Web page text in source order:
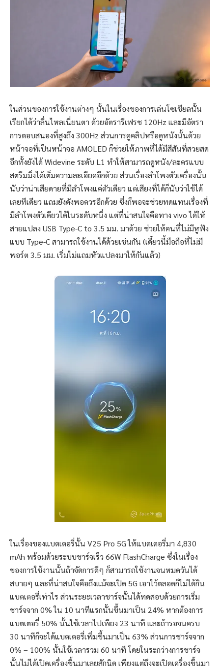
ในส่วนของการใช้งานต่างๆ นั้นในเรื่องของการเล่นโซเชียลนั้น
เรียกได้ว่าลื่นไหลเนี่ยนตา ด้วยอัตรารีเฟรช 120Hz และมีอัตรา
การตอบสนองที่สูงถึง 300Hz ส่วนการดูคลิปหรือดูหนังนั้นด้วย
หน้าจอที่เป็นหน้าจอ AMOLED ก็ช่วยให้ภาพที่ได้มีสีสันที่สวยสด
อีกทั้งยังได้ Widevine ระดับ L1 ทำให้สามารถดูหนัง/ละครแบบ
สตรีมมิ่งได้เต็มความละเอียดอีกด้วย ส่วนเรื่องลำโพงตัวเครื่องนั้น
นับว่าน่าเสียดายที่มีลำโพงแค่ตัวเดียว แต่เสียงที่ได้ก็นับว่าใช้ได้
เลยทีเดียว แถมยังดังพอควรอีกด้วย ซึ่งก็พอจะช่วยทดแทนเรื่องที่
มีลำโพงตัวเดียวได้ในระดับหนึ่ง แต่ที่น่าสนใจคือทาง vivo ได้ให้
สายแปลง USB Type-C to 3.5 มม. มาด้วย ช่วยให้คนที่ไม่มีหูฟัง
แบบ Type-C สามารถใช้งานได้ด้วยเช่นกัน (เดี๋ยวนี้มือถือที่ไม่มี
พอร์ต 3.5 มม. เริ่มไม่แถมหัวแปลงมาให้กันแล้ว)
ในเรื่องของแบตเตอรี่นั้น V25 Pro 5G ให้แบตเตอรี่มา 4,830
mAh พร้อมด้วยระบบชาร์จเร็ว 66W FlashCharge ซึ่งในเรื่อง
ของการใช้งานนั้นถ้าจัดการดีๆ ก็สามารถใช้งานจนหมดวันได้
สบายๆ และที่น่าสนใจคือถึงแม้จะเปิด 5G เอาไว้ตลอดก็ไม่ได้กิน
แบตเตอรี่เท่าไร ส่วนระยะเวลาชาร์จนั้นได้ทดสอบด้วยการเริ่ม
ชาร์จจาก 0% ใน 10 นาทีแรกนั้นขึ้นมาเป็น 24% หากต้องการ
แบตเตอรี่ 50% นั้นใช้เวลาไปเพียง 23 นาที และถ้ารอจนครบ
30 นาทีก็จะได้แบตเตอรี่เพิ่มขึ้นมาเป็น 63% ส่วนการชาร์จจาก
0% – 100% นั้นใช้เวลารวม 60 นาที โดยในระกว่างการชาร์จ
นั้นไม่ได้เปิดเครื่องขึ้นมาเลยสักนิด เพียงแต่ถึงจะเปิดเครื่องขึ้นมา